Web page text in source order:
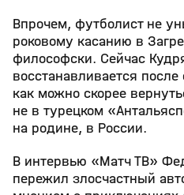
Впрочем, футболист не
роковому касанию в
философски. Сейчас
восстанавливается
как можно скорее
не в турецком
на родине, в России.
В интервью «Матч ТВ»
пережил злосчастный